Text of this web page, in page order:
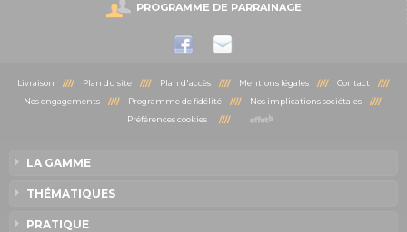
PROGRAMME DE PARRAINAGE
Livraison //// Plan du site //// Plan d'accès //// Mentions légales //// Contact ////
Nos engagements//// Programme de fidélité//// Nos implications sociétales////
Préférences cookies
////
LA GAMME
THÉMATIQUES
PRATIQUE